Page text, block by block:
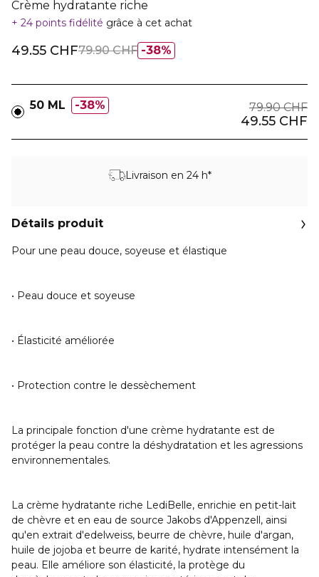
Crème hydratante riche
24 points fidélité grâce à cet achat
38%
49.55 CHF79.90 CHF
50 ML 38% 79.90 CHF
49.55 CHF
Livraison en 24 h*
Détails produit
Pour une peau douce, soyeuse et élastique
• Peau douce et soyeuse
• Élasticité améliorée
• Protection contre le dessèchement
La principale fonction d'une crème hydratante est de
protéger la peau contre la déshydratation et les agressions
environnementales.
La crème hydratante riche LediBelle, enrichie en petit-lait
de chèvre et en eau de source Jakobs d'Appenzell, ainsi
qu'en extrait d'edelweiss, beurre de chèvre, huile d'argan,
huile de jojoba et beurre de karité, hydrate intensément la
peau. Elle améliore son élasticité, la protège du